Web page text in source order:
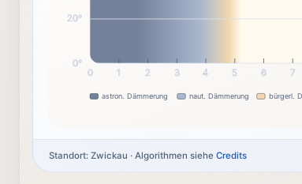
0°
20°
0 1 2 3 4 5 6 7
astron. Dämmerung naut. Dämmerung bürgerl.
Standort: Zwickau · Algorithmen siehe Credits